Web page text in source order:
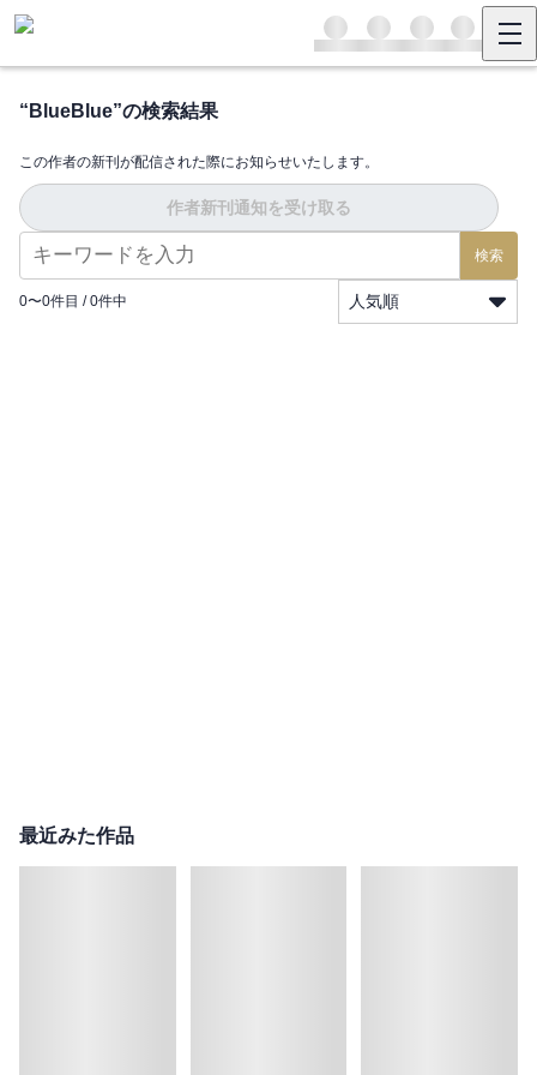
“ BlueBlue”の検索結果
この作者の新刊が配信された際にお知らせいたします。
作者新刊通知を受け取る
検索
0〜0件目 / 0件中 人気順
最近みた作品